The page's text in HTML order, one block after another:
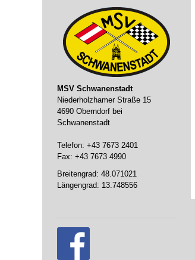
MSV Schwanenstadt
Niederholzhamer Straße 15
4690 Oberndorf bei
Schwanenstadt
Telefon: +43 7673 2401
Fax: +43 7673 4990
Breitengrad: 48.071021
Längengrad: 13.748556